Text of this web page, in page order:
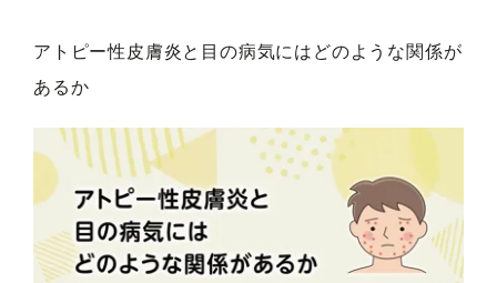
アトピー性皮膚炎と目の病気にはどのような関係が
あるか